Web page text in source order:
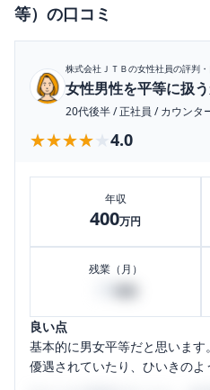
等） の口コミ
株式会社ＪＴＢの女性社員の評判・
女性男性を平等に扱
20代後半/正社員 /カウンタ
★★★★★
★★★★★ 4.0
年収
400万円
残業（月）
良い点
基本的に男女平等だと思いま
優遇されていたり、ひいきの